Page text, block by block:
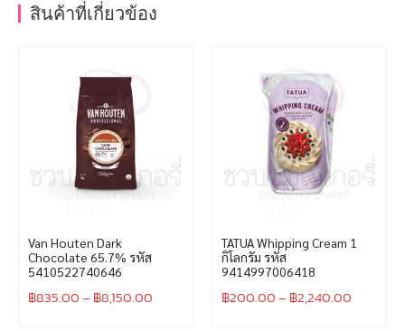
สินค้าที่เกี่ยวข้อง
Van Houten Dark
Chocolate 65.7% รหัส
5410522740646
฿835.00– ฿8,150.00
TATUA Whipping Cream 1
กิโลกรัม รหัส
9414997006418
฿200.00– ฿2,240.00